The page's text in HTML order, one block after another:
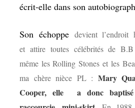
écrit-elle dans son
Son échoppedevient
et attire toutes célébrités de
même les Rolling Stones et les
ma chère nièce PL : Mary
Cooper, elle a donc